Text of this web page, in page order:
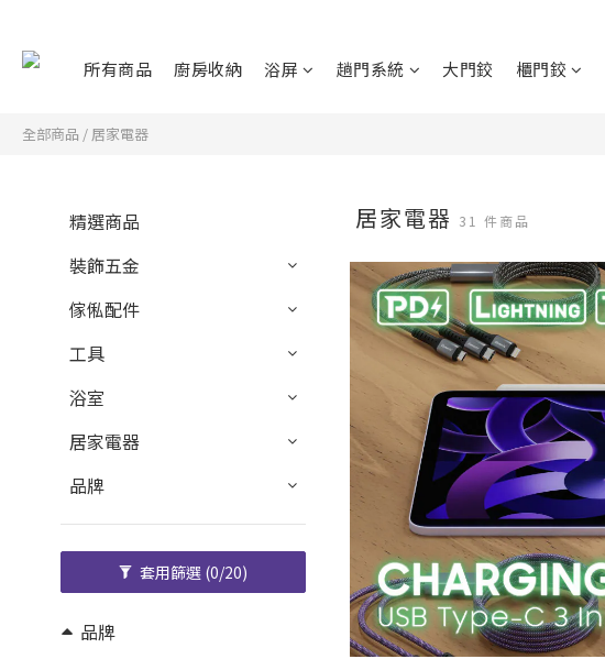
所有商品 廚房收納 浴屏 趟門系統 大門鉸 櫃門鉸
全部商品 / 居家電器
精選商品
裝飾五金
傢俬配件
工具
浴室
居家電器
品牌
套用篩選 (0/20)
品牌
居家電器 31 件商品